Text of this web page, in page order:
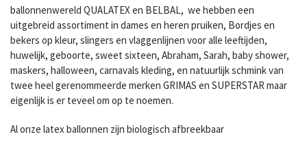
ballonnenwereld QUALATEX en BELBAL, we hebben een
uitgebreid assortiment in dames en heren pruiken, Bordjes en
bekers op kleur, slingers en vlaggenlijnen voor alle leeftijden,
huwelijk, geboorte, sweet sixteen, Abraham, Sarah, baby shower,
maskers, halloween, carnavals kleding, en natuurlijk schmink van
twee heel gerenommeerde merken GRIMAS en SUPERSTAR maar
eigenlijk is er teveel om op te noemen.
Al onze latex ballonnen zijn biologisch afbreekbaar